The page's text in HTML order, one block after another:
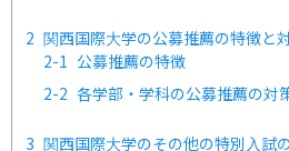
2 関西国際大学の公募推薦の特徴と
2-1 公募推薦の特徴
2-2 各学部・学科の公募推薦の対
3 関西国際大学のその他の特別入試